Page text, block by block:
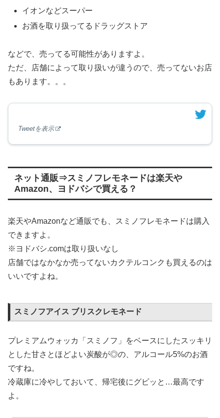
イオンなどスーパー
お酒を取り扱ってるドラッグストア
などで、売ってる可能性がありますよ。
ただ、店舗によって取り扱いが違うので、売ってないお店
もあります。。。
Tweetを表示
ネット通販⇒スミノフレモネードは楽天や
Amazon、ヨドバシで買える？
楽天やAmazonなど通販でも、スミノフレモネードは購入
できますよ。
※ヨドバシ.comは取り扱いなし
店舗ではなかなか売ってないカクテルコンクも買えるのは
いいですよね。
スミノフアイス ブリスクレモネード
プレミアムウォッカ「スミノフ」をベースにしたスッキリ
とした甘さとほどよい炭酸が◎の、アルコール5%のお酒
ですね。
冷蔵庫に冷やしておいて、帰宅後にグビッと…最高です
よ。